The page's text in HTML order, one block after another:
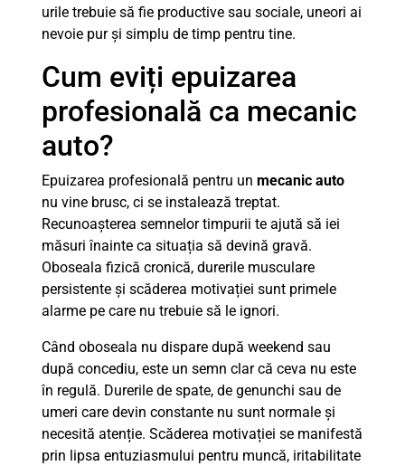
urile trebuie să fie productive sau sociale, uneori ai
nevoie pur și simplu de timp pentru tine.
Cum eviți epuizarea
profesională ca mecanic
auto?
Epuizarea profesională pentru un mecanic auto
nu vine brusc, ci se instalează treptat.
Recunoașterea semnelor timpurii te ajută să iei
măsuri înainte ca situația să devină gravă.
Oboseala fizică cronică, durerile musculare
persistente și scăderea motivației sunt primele
alarme pe care nu trebuie să le ignori.
Când oboseala nu dispare după weekend sau
după concediu, este un semn clar că ceva nu este
în regulă. Durerile de spate, de genunchi sau de
umeri care devin constante nu sunt normale și
necesită atenție. Scăderea motivației se manifestă
prin lipsa entuziasmului pentru muncă, iritabilitate